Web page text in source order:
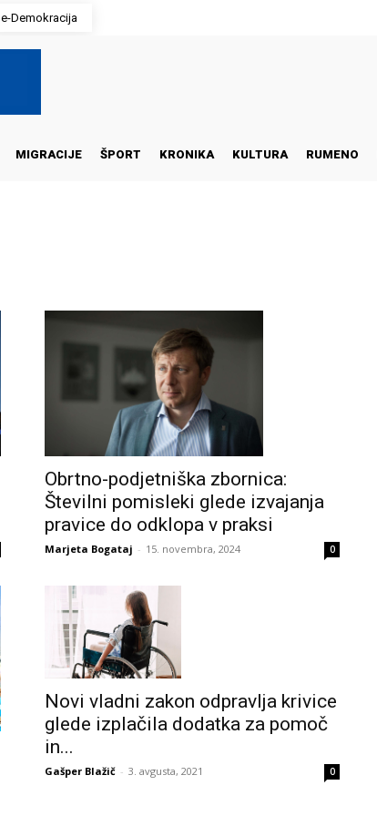
e-Demokracija
MIGRACIJE ŠPORT KRONIKA KULTURA RUMENO
Obrtno-podjetniška zbornica:
Številni pomisleki glede izvajanja
pravice do odklopa v praksi
Marjeta Bogataj - 15. novembra, 2024 0
Novi vladni zakon odpravlja krivice
glede izplačila dodatka za pomoč
in...
Gašper Blažič - 3. avgusta, 2021 0